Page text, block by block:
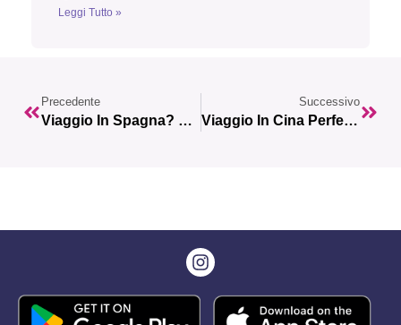
Leggi Tutto »
Precedente
Viaggio In Spagna? 10 Mete E Attività Imperdibili
Successivo
Viaggio In Cina Perfetto? Ti Basta Leggere La Nostra Guida!